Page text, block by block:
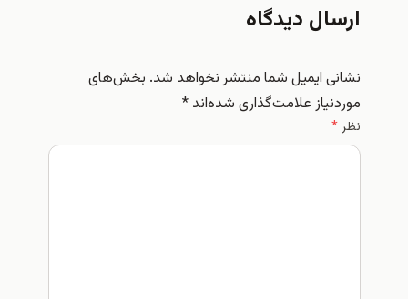
ارسال دیدگاه
نشانی ایمیل شما منتشر نخواهد شد.بخش‌های
موردنیاز علامت‌گذاری شده‌اند*
نظر*